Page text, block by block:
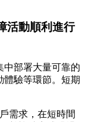
活動順利進行
中部署大量可靠的
體驗等環節。短期
需求，在短時間